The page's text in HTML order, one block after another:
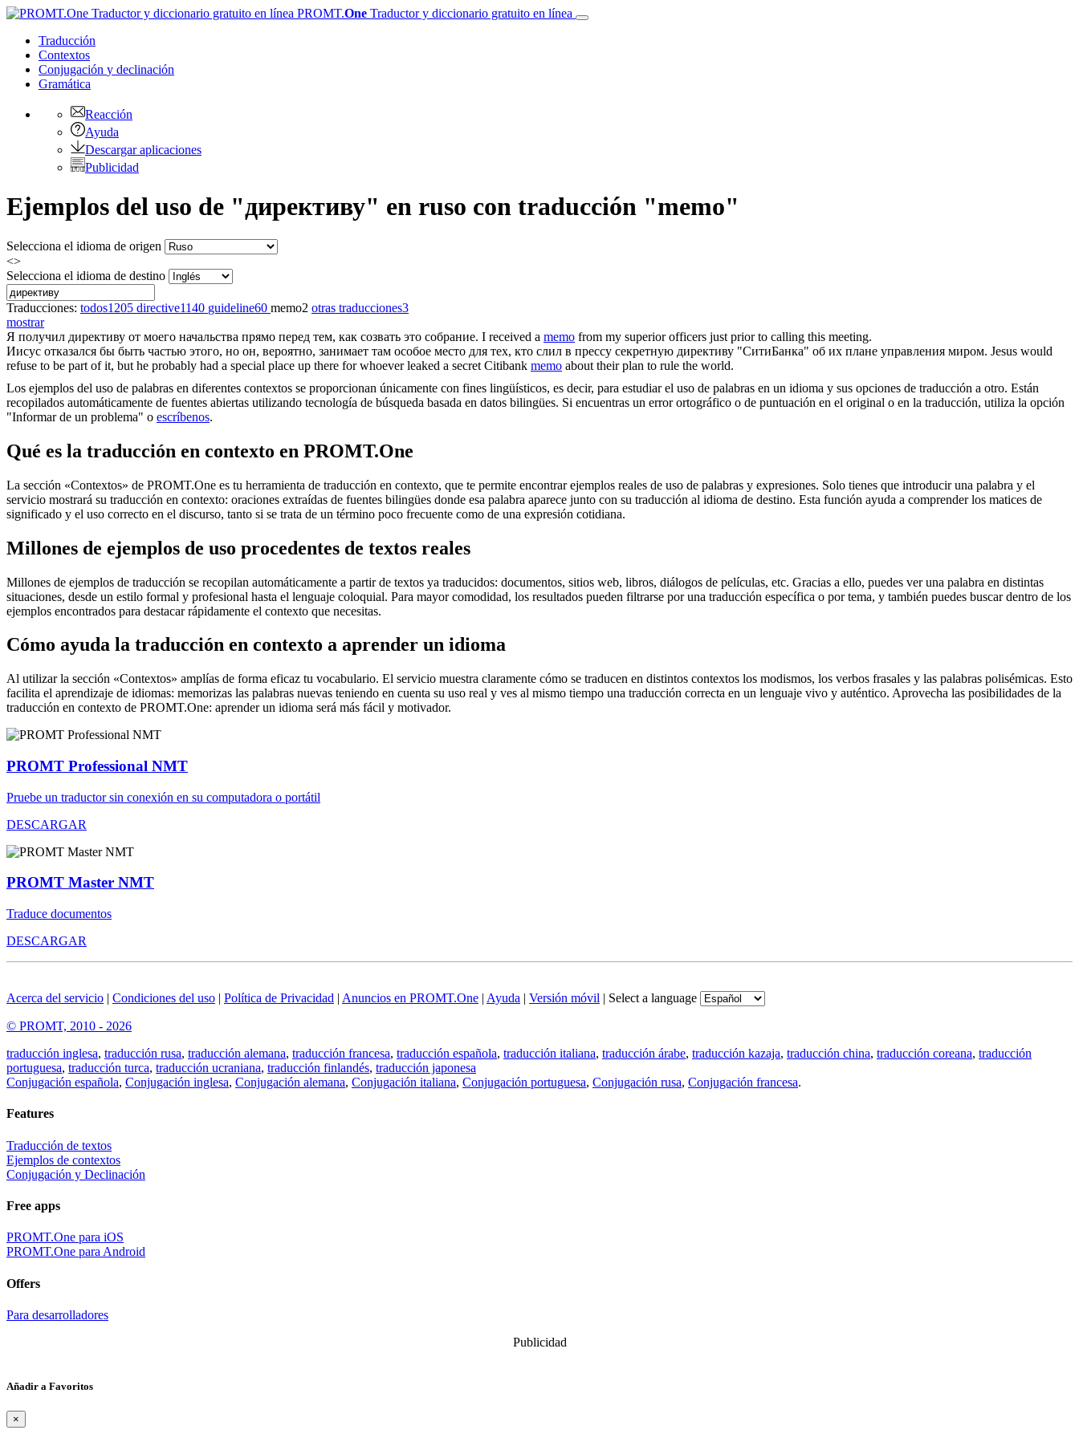
PROMT.One Traductor y diccionario gratuito en línea
Traducción
Contextos
Conjugación y declinación
Gramática
Reacción
Ayuda
Descargar aplicaciones
Publicidad
Ejemplos del uso de "директиву" en ruso con traducción "memo"
Selecciona el idioma de origen
<>
Selecciona el idioma de destino
Traducciones: todos1205 directive1140 guideline60 memo2 otras traducciones3
mostrar
Я получил директиву от моего начальства прямо перед тем, как созвать это собрание. I received a memo from my superior officers just prior to calling this meeting.
Иисус отказался бы быть частью этого, но он, вероятно, занимает там особое место для тех, кто слил в прессу секретную директиву "СитиБанка" об их плане управления миром. Jesus would
refuse to be part of it, but he probably had a special place up there for whoever leaked a secret Citibank memo about their plan to rule the world.
Los ejemplos del uso de palabras en diferentes contextos se proporcionan únicamente con fines lingüísticos, es decir, para estudiar el uso de palabras en un idioma y sus opciones de traducción a otro. Están
recopilados automáticamente de fuentes abiertas utilizando tecnología de búsqueda basada en datos bilingües. Si encuentras un error ortográfico o de puntuación en el original o en la traducción, utiliza la opción
"Informar de un problema" o escríbenos.
Qué es la traducción en contexto en PROMT.One
La sección «Contextos» de PROMT.One es tu herramienta de traducción en contexto, que te permite encontrar ejemplos reales de uso de palabras y expresiones. Solo tienes que introducir una palabra y el
servicio mostrará su traducción en contexto: oraciones extraídas de fuentes bilingües donde esa palabra aparece junto con su traducción al idioma de destino. Esta función ayuda a comprender los matices de
significado y el uso correcto en el discurso, tanto si se trata de un término poco frecuente como de una expresión cotidiana.
Millones de ejemplos de uso procedentes de textos reales
Millones de ejemplos de traducción se recopilan automáticamente a partir de textos ya traducidos: documentos, sitios web, libros, diálogos de películas, etc. Gracias a ello, puedes ver una palabra en distintas
situaciones, desde un estilo formal y profesional hasta el lenguaje coloquial. Para mayor comodidad, los resultados pueden filtrarse por una traducción específica o por tema, y también puedes buscar dentro de los
ejemplos encontrados para destacar rápidamente el contexto que necesitas.
Cómo ayuda la traducción en contexto a aprender un idioma
Al utilizar la sección «Contextos» amplías de forma eficaz tu vocabulario. El servicio muestra claramente cómo se traducen en distintos contextos los modismos, los verbos frasales y las palabras polisémicas. Esto
facilita el aprendizaje de idiomas: memorizas las palabras nuevas teniendo en cuenta su uso real y ves al mismo tiempo una traducción correcta en un lenguaje vivo y auténtico. Aprovecha las posibilidades de la
traducción en contexto de PROMT.One: aprender un idioma será más fácil y motivador.
PROMT Professional NMT
Pruebe un traductor sin conexión en su computadora o portátil
DESCARGAR
PROMT Master NMT
Traduce documentos
DESCARGAR
Acerca del servicio | Condiciones del uso | Política de Privacidad | Anuncios en PROMT.One | Ayuda | Versión móvil | Select a language
© PROMT, 2010 - 2026
traducción inglesa, traducción rusa, traducción alemana, traducción francesa, traducción española, traducción italiana, traducción árabe, traducción kazaja, traducción china, traducción coreana, traducción
portuguesa, traducción turca, traducción ucraniana, traducción finlandés, traducción japonesa
Conjugación española, Conjugación inglesa, Conjugación alemana, Conjugación italiana, Conjugación portuguesa, Conjugación rusa, Conjugación francesa.
Features
Traducción de textos
Ejemplos de contextos
Conjugación y Declinación
Free apps
PROMT.One para iOS
PROMT.One para Android
Offers
Para desarrolladores
Publicidad
Añadir a Favoritos
×